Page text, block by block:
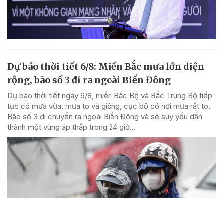
Dự báo thời tiết 6/8: Miền Bắc mưa lớn diện
rộng, bão số 3 đi ra ngoài Biển Đông
Dự báo thời tiết ngày 6/8, miền Bắc Bộ và Bắc Trung Bộ tiếp
tục có mưa vừa, mưa to và giông, cục bộ có nơi mưa rất to.
Bão số 3 di chuyển ra ngoài Biển Đông và sẽ suy yếu dần
thành một vùng áp thấp trong 24 giờ...